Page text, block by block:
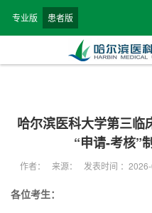
专业版 患者版
哈尔滨医科大学第三临
“申请-考核”
作者： 来源： 发表时间 ：
各位考生：